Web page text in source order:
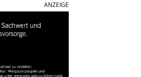
ANZEIGE